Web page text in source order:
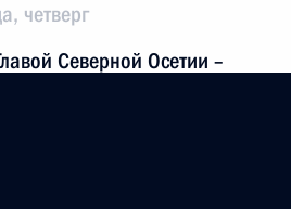
четверг
Северной Осетии –